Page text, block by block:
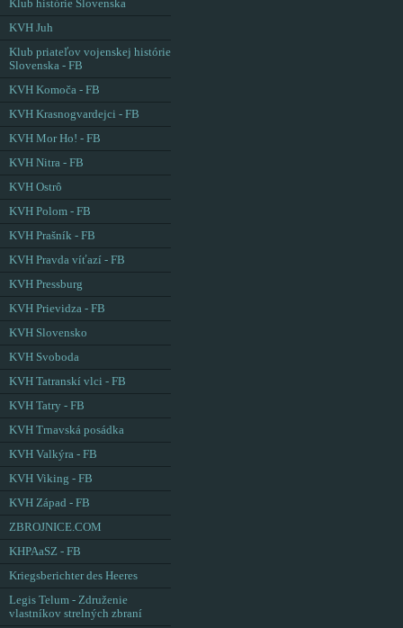
Klub histórie Slovenska
KVH Juh
Klub priateľov vojenskej histórie
Slovenska - FB
KVH Komoča - FB
KVH Krasnogvardejci - FB
KVH Mor Ho! - FB
KVH Nitra - FB
KVH Ostrô
KVH Polom - FB
KVH Prašník - FB
KVH Pravda víťazí - FB
KVH Pressburg
KVH Prievidza - FB
KVH Slovensko
KVH Svoboda
KVH Tatranskí vlci - FB
KVH Tatry - FB
KVH Trnavská posádka
KVH Valkýra - FB
KVH Viking - FB
KVH Západ - FB
ZBROJNICE.COM
KHPAaSZ - FB
Kriegsberichter des Heeres
Legis Telum - Združenie
vlastníkov strelných zbraní